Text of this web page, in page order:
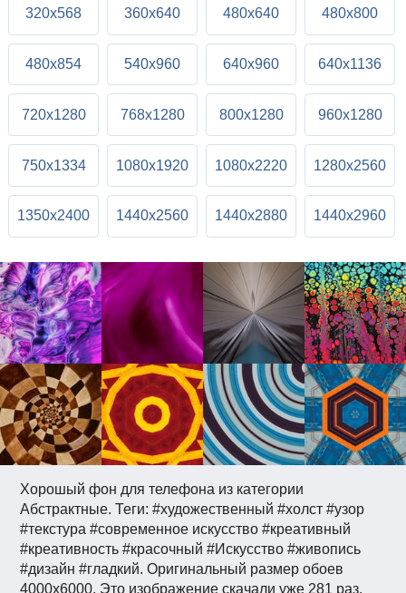
Хорошый фон для телефона из категории
Абстрактные. Теги: #художественный #холст #узор
#текстура #современное искусство #креативный
#креативность #красочный #Искусство #живопись
#дизайн #гладкий. Оригинальный размер обоев
4000x6000. Это изображение скачали уже 281 раз.
320x568 360x640 480x640 480x800
480x854 540x960 640x960 640x1136
720x1280 768x1280 800x1280 960x1280
750x1334 1080x1920 1080x2220 1280x2560
1350x2400 1440x2560 1440x2880 1440x2960